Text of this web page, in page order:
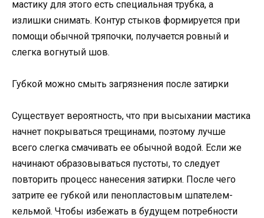
мастику для этого есть специальная трубка, а
излишки снимать. Контур стыков формируется при
помощи обычной тряпочки, получается ровный и
слегка вогнутый шов.
Губкой можно смыть загрязнения после затирки
Существует вероятность, что при высыхании мастика
начнет покрываться трещинами, поэтому лучше
всего слегка смачивать ее обычной водой. Если же
начинают образовываться пустоты, то следует
повторить процесс нанесения затирки. После чего
затрите ее губкой или пенопластовым шпателем-
кельмой. Чтобы избежать в будущем потребности